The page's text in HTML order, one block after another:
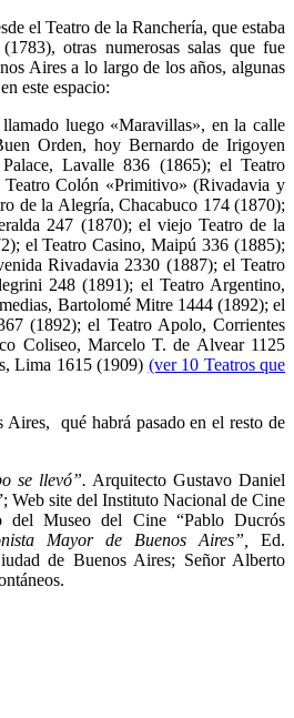
el Teatro de la Ranchería, que estaba
otras numerosas salas que fue
Aires a lo largo de los años, algunas
este espacio:
luego «Maravillas», en la calle
Orden, hoy Bernardo de Irigoyen
Lavalle 836 (1865); el Teatro
Colón «Primitivo» (Rivadavia y
de la Alegría, Chacabuco 174 (1870);
247 (1870); el viejo Teatro de la
el Teatro Casino, Maipú 336 (1885);
Rivadavia 2330 (1887); el Teatro
248 (1891); el Teatro Argentino,
Bartolomé Mitre 1444 (1892); el
(1892); el Teatro Apolo, Corrientes
Coliseo, Marcelo T. de Alvear 1125
Lima 1615 (1909) (ver 10 Teatros que
qué habrá pasado en el resto de
se llevó”. Arquitecto Gustavo Daniel
Web site del Instituto Nacional de Cine
del Museo del Cine “Pablo Ducrós
Mayor de Buenos Aires”,
Ed.
de Buenos Aires; Señor Alberto